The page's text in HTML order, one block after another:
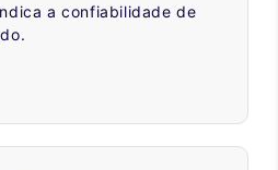
a confiabilidade de